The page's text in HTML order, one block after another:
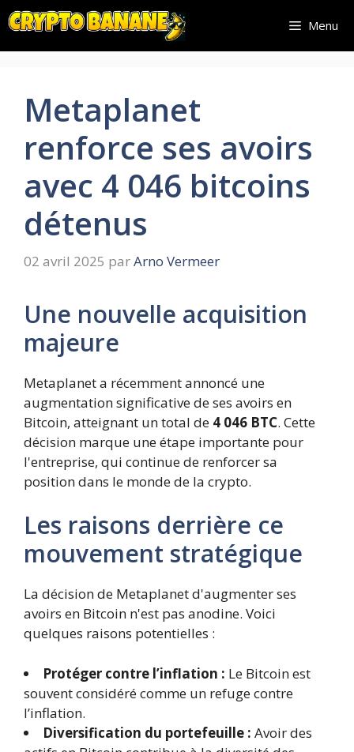
Aller
au
contenu
Menu
Metaplanet
renforce ses avoirs
avec 4 046 bitcoins
détenus
02 avril 2025 parArno Vermeer
Une nouvelle acquisition
majeure
Metaplanet a récemment annoncé une
augmentation significative de ses avoirs en
Bitcoin, atteignant un total de 4 046 BTC. Cette
décision marque une étape importante pour
l'entreprise, qui continue de renforcer sa
position dans le monde de la crypto.
Les raisons derrière ce
mouvement stratégique
La décision de Metaplanet d'augmenter ses
avoirs en Bitcoin n'est pas anodine. Voici
quelques raisons potentielles :
Protéger contre l’inflation : Le Bitcoin est
souvent considéré comme un refuge contre
l’inflation.
Diversification du portefeuille : Avoir des